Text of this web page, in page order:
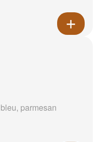
parmesan